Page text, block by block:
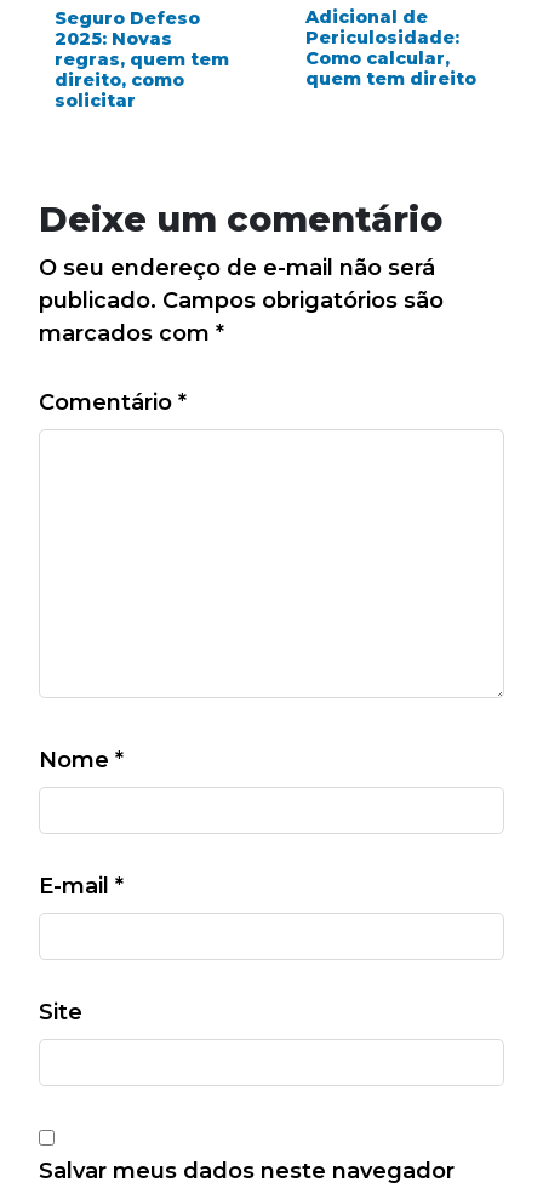
Seguro Defeso
2025: Novas
regras, quem tem
direito, como
solicitar
Adicional de
Periculosidade:
Como calcular,
quem tem direito
Deixe um comentário
O seu endereço de e-mail não será
publicado. Campos obrigatórios são
marcados com *
Comentário *
Nome *
E-mail *
Site
Salvar meus dados neste navegador